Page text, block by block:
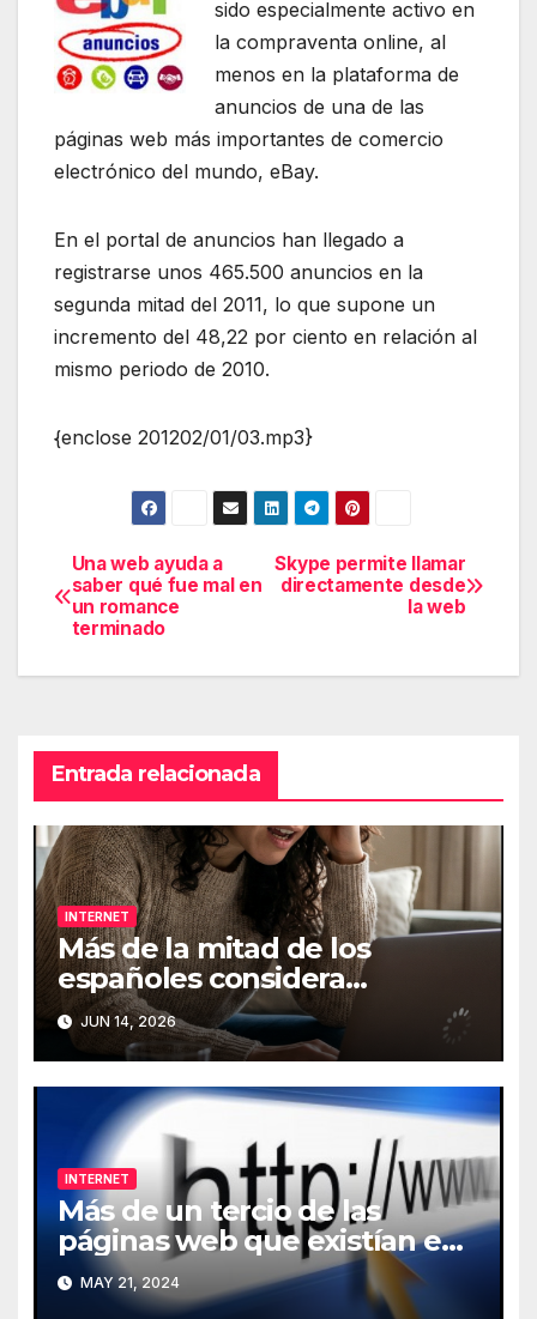
sido especialmente activo en
la compraventa online, al
menos en la plataforma de
anuncios de una de las
páginas web más importantes de comercio
electrónico del mundo, eBay.
En el portal de anuncios han llegado a
registrarse unos 465.500 anuncios en la
segunda mitad del 2011, lo que supone un
incremento del 48,22 por ciento en relación al
mismo periodo de 2010.
{enclose 201202/01/03.mp3}
Navegación
de
entradas
Skype permite llamar
directamente desde
la web
Una web ayuda a
saber qué fue mal en
un romance
terminado
Entrada relacionada
INTERNET
Más de la mitad de los
españoles considera
fundamental la conexión a
Internet
JUN 14, 2026
INTERNET
Más de un tercio de las
páginas web que existían en
2013 han desaparecido de
Internet
MAY 21, 2024